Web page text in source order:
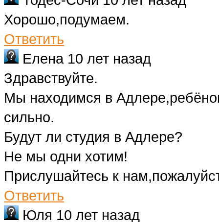
Хорошо,подумаем.
Ответить
Елена 10 лет назад
Здравствуйте.
Мы находимся в
сильно.
Будут ли студия в Адлере?
Не мы одни хотим!
Прислушайтесь к
Ответить
Юля 10 лет назад